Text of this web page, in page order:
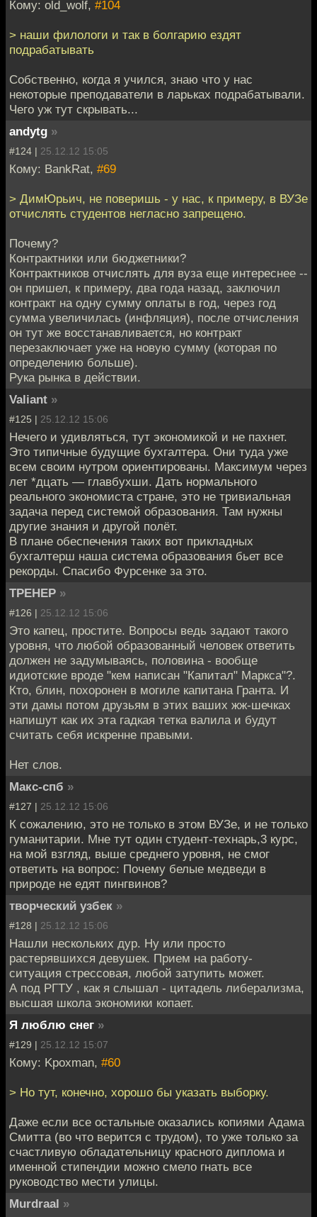
Кому: old_wolf, #104
> наши филологи и так в болгарию ездят
подрабатывать
Собственно, когда я учился, знаю что у нас
некоторые преподаватели в ларьках подрабатывали.
Чего уж тут скрывать...
andytg »
#124 | 25.12.12 15:05
Кому: BankRat, #69
> ДимЮрьич, не поверишь - у нас, к примеру, в ВУЗе
отчислять студентов негласно запрещено.
Почему?
Контрактники или бюджетники?
Контрактников отчислять для вуза еще интереснее --
он пришел, к примеру, два года назад, заключил
контракт на одну сумму оплаты в год, через год
сумма увеличилась (инфляция), после отчисления
он тут же восстанавливается, но контракт
перезаключает уже на новую сумму (которая по
определению больше).
Рука рынка в действии.
Valiant »
#125 | 25.12.12 15:06
Нечего и удивляться, тут экономикой и не пахнет.
Это типичные будущие бухгалтера. Они туда уже
всем своим нутром ориентированы. Максимум через
лет *дцать — главбухши. Дать нормального
реального экономиста стране, это не тривиальная
задача перед системой образования. Там нужны
другие знания и другой полёт.
В плане обеспечения таких вот прикладных
бухгалтерш наша система образования бьет все
рекорды. Спасибо Фурсенке за это.
TPEHEP »
#126 | 25.12.12 15:06
Это капец, простите. Вопросы ведь задают такого
уровня, что любой образованный человек ответить
должен не задумываясь, половина - вообще
идиотские вроде "кем написан "Капитал" Маркса"?.
Кто, блин, похоронен в могиле капитана Гранта. И
эти дамы потом друзьям в этих ваших жж-шечках
напишут как их эта гадкая тетка валила и будут
считать себя искренне правыми.
Нет слов.
Макс-спб »
#127 | 25.12.12 15:06
К сожалению, это не только в этом ВУЗе, и не только
гуманитарии. Мне тут один студент-технарь,3 курс,
на мой взгляд, выше среднего уровня, не смог
ответить на вопрос: Почему белые медведи в
природе не едят пингвинов?
творческий узбек »
#128 | 25.12.12 15:06
Нашли нескольких дур. Ну или просто
растерявшихся девушек. Прием на работу-
ситуация стрессовая, любой затупить может.
А под РГТУ , как я слышал - цитадель либерализма,
высшая школа экономики копает.
Я люблю снег »
#129 | 25.12.12 15:07
Кому: Kpoxman, #60
> Но тут, конечно, хорошо бы указать выборку.
Даже если все остальные оказались копиями Адама
Смитта (во что верится с трудом), то уже только за
счастливую обладательницу красного диплома и
именной стипендии можно смело гнать все
руководство мести улицы.
Murdraal »